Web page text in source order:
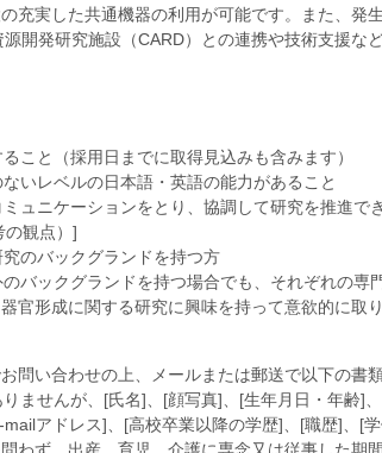
充実した共通機器の利用が可能です。また、発
源開発研究施設（CARD）との連携や技術支援
こと（採用日までに取得見込みも含みます）
いレベルの日本語・英語の能力があること
ュニケーションをとり、協調して研究を推進で
の観点）]
のバックグランドを持つ方
バックグランドを持つ場合でも、それぞれの専
官形成に関する研究に興味を持って意欲的に取
問い合わせの上、メールまたは郵送で以下の書
ませんが、[氏名]、[顔写真]、[生年月日・年齢]
アドレス]、[高校卒業以降の学歴]、[職歴]、[